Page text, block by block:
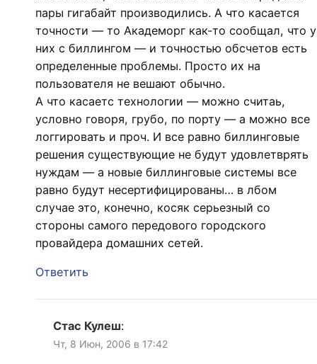
пары гигабайт производились. А что касается
точности — то Академорг как-то сообщал, что у
них с биллингом — и точностью обсчетов есть
определенные проблемы. Просто их на
пользователя не вешают обычно.
А что касаетс технологии — можно считаь,
условно говоря, грубо, по порту — а можно все
логгировать и проч. И все равно биллинговые
решения существующие не будут удовлетврять
нуждам — а новые биллинговые системы все
равно будут несертифицированы… в лбом
случае это, конечно, косяк серьезный со
стороны самого передового городского
провайдера домашних сетей.
Ответить
Стас Кулеш:
Чт, 8 Июн, 2006 в 17:42